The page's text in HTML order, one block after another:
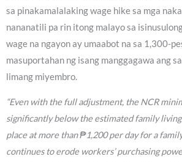
sa pinakamalalaking wage hike sa mga
nananatili pa rin itong malayo sa
wage na ngayon ay umaabot na sa 1,300-
masuportahan ng isang manggagawa ang
limang miyembro.
“Even with the full adjustment, the NCR
significantly below the estimated family
place at more than ₱1,200 per day for a
continues to erode workers’ purchasing